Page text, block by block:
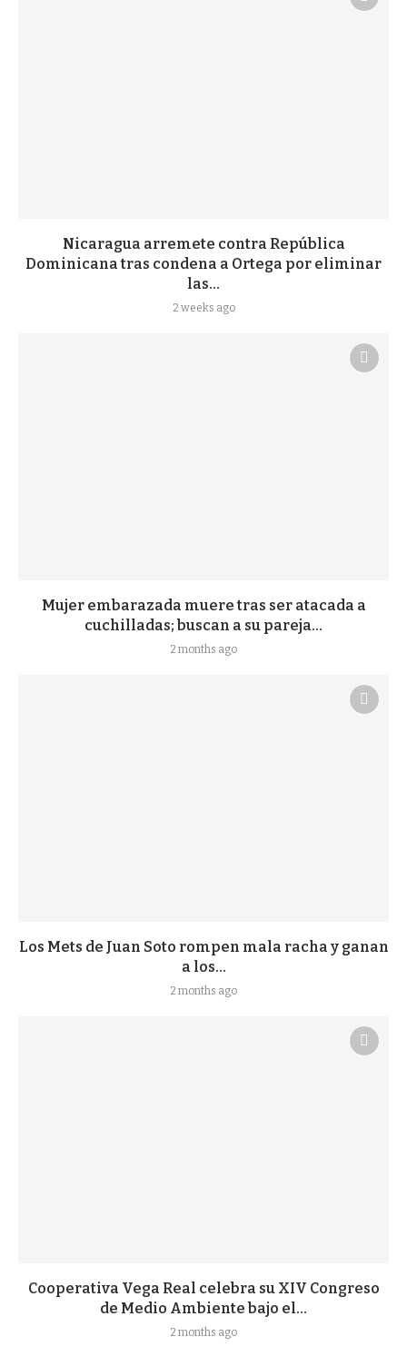
Nicaragua arremete contra República
Dominicana tras condena a Ortega por eliminar
las...
2 weeks ago
Mujer embarazada muere tras ser atacada a
cuchilladas; buscan a su pareja...
2 months ago
Los Mets de Juan Soto rompen mala racha y ganan
a los...
2 months ago
Cooperativa Vega Real celebra su XIV Congreso
de Medio Ambiente bajo el...
2 months ago